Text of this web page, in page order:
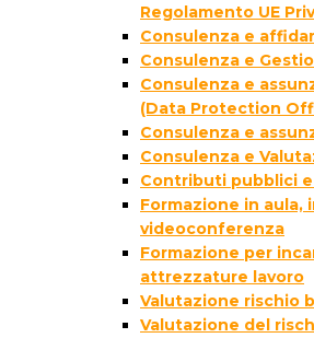
Regolamento UE
Consulenza e
Consulenza e
Consulenza e
(Data Protection
Consulenza e
Consulenza e
Contributi pubblici
Formazione in aula,
videoconferenza
Formazione per
attrezzature lavoro
Valutazione rischio
Valutazione del